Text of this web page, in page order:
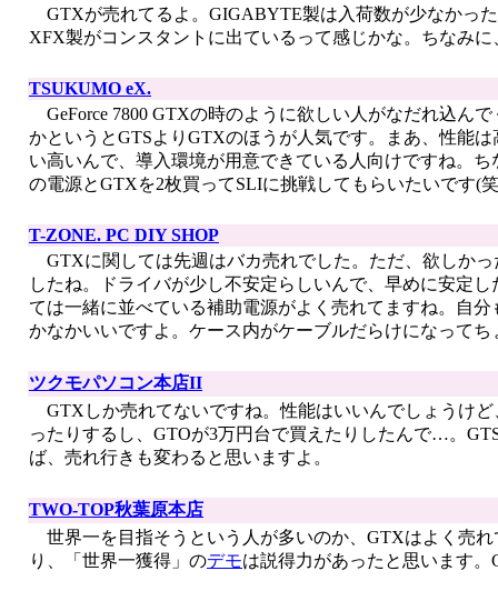
GTXが売れてるよ。GIGABYTE製は入荷数が少なかっ
XFX製がコンスタントに出ているって感じかな。ちなみ
TSUKUMO eX.
GeForce 7800 GTXの時のように欲しい人がなだれ込ん
かというとGTSよりGTXのほうが人気です。まあ、性能
い高いんで、導入環境が用意できている人向けですね。
の電源とGTXを2枚買ってSLIに挑戦してもらいたいです(
T-ZONE. PC DIY SHOP
GTXに関しては先週はバカ売れでした。ただ、欲しか
したね。ドライバが少し不安定らしいんで、早めに安定
ては一緒に並べている補助電源がよく売れてますね。自
かなかいいですよ。ケース内がケーブルだらけになって
ツクモパソコン本店II
GTXしか売れてないですね。性能はいいんでしょうけど
ったりするし、GTOが3万円台で買えたりしたんで…。
ば、売れ行きも変わると思いますよ。
TWO-TOP秋葉原本店
世界一を目指そうという人が多いのか、GTXはよく売れ
り、「世界一獲得」のデモは説得力があったと思います